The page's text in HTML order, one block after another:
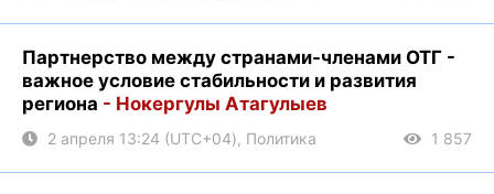
Партнерство между странами-членами ОТГ -
важное условие стабильности и развития
региона - Нокергулы Атагулыев
2 апреля 13:24 (UTC+04), Политика 1 857